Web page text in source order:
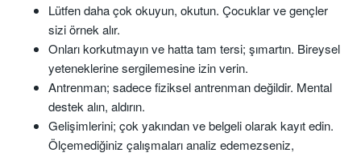
Lütfen daha çok okuyun, okutun. Çocuklar ve gençler
sizi örnek alır.
Onları korkutmayın ve hatta tam tersi; şımartın. Bireysel
yeteneklerine sergilemesine izin verin.
Antrenman; sadece fiziksel antrenman değildir. Mental
destek alın, aldırın.
Gelişimlerini; çok yakından ve belgeli olarak kayıt edin.
Ölçemediğiniz çalışmaları analiz edemezseniz,